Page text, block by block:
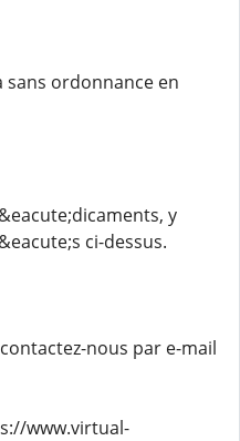
sans ordonnance en
y
ci-dessus.
contactez-nous par e-mail
www.virtual-